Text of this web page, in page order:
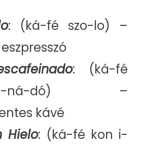
: (ká-fé szo-lo) –
: (ká-fé
fi-ná-dó) –
kávé
Hielo: (ká-fé kon i-